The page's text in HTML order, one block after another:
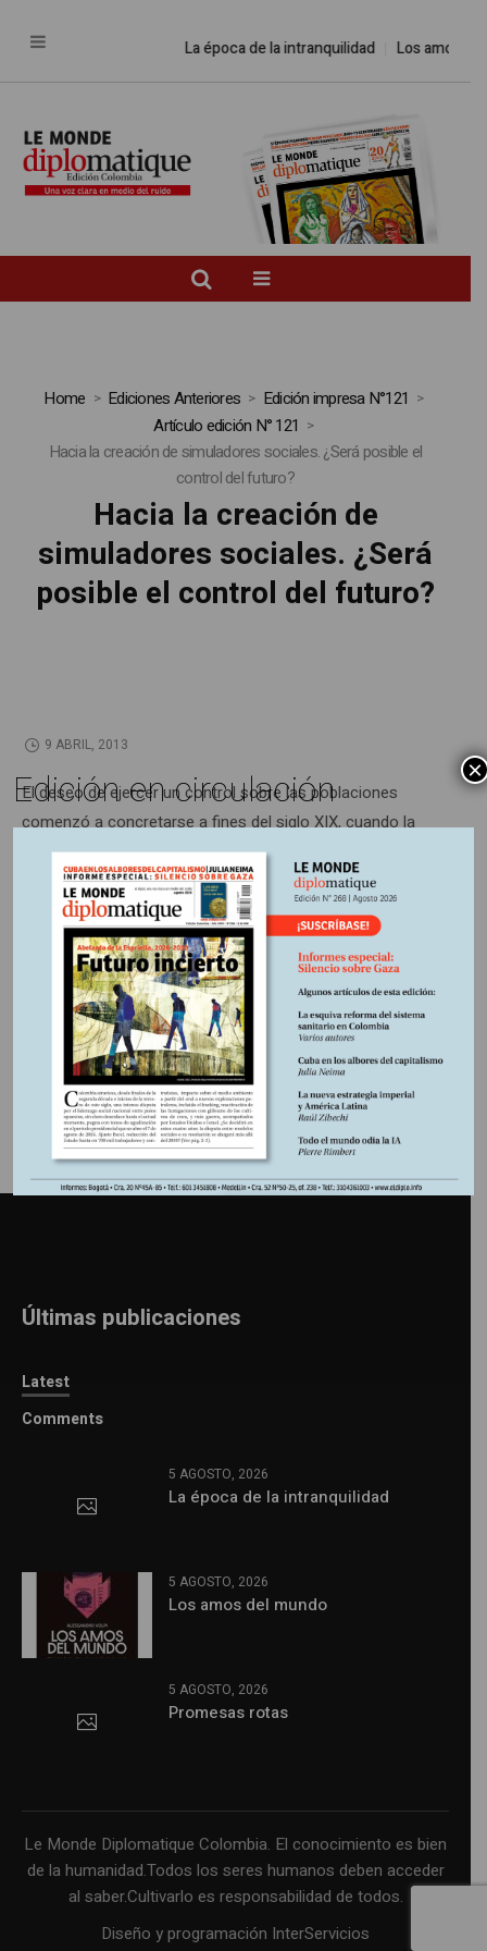
La época de la intranquilidad Los amos del
Home Ediciones Anteriores
Edición impresa N°121
Artículo edición N° 121
Hacia la creación de simuladores sociales. ¿Será posible el
control del futuro?
Hacia la creación de
simuladores sociales. ¿Será
posible el control del futuro?
9 ABRIL, 2013
El deseo de ejercer un control sobre las poblaciones
comenzó a concretarse a fines del siglo XIX, cuando la
estadística hizo su incursión en las ciencias sociales. Hoy,
con el enorme caudal de información aportado por internet,
los sensores y las redes sociales, el proyecto FuturICT
planea ir más allá, diseñando escenarios futuros virtuales.
Información adicional
Últimas publicaciones
Latest
Comments
5 AGOSTO, 2026
La época de la intranquilidad
5 AGOSTO, 2026
Los amos del mundo
5 AGOSTO, 2026
Promesas rotas
Le Monde Diplomatique Colombia. El conocimiento es bien
de la humanidad.Todos los seres humanos deben acceder
al saber.Cultivarlo es responsabilidad de todos.
Diseño y programación InterServicios
Edición en circulación ×